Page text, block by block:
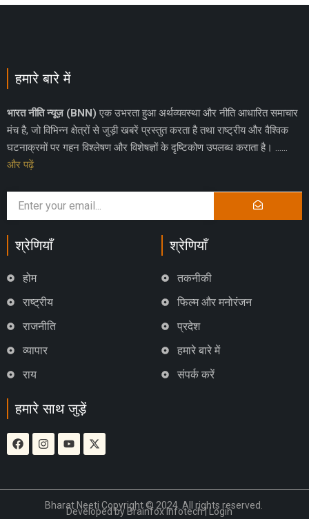
हमारे बारे में
भारत नीति न्यूज़ (BNN) एक उभरता हुआ अर्थव्यवस्था और नीति आधारित समाचार
मंच है, जो विभिन्न क्षेत्रों से जुड़ी खबरें प्रस्तुत करता है तथा राष्ट्रीय और वैश्विक
घटनाक्रमों पर गहन विश्लेषण और विशेषज्ञों के दृष्टिकोण उपलब्ध कराता है। ……
और पढ़ें
श्रेणियाँ
होम
राष्ट्रीय
राजनीति
व्यापार
राय
श्रेणियाँ
तकनीकी
फिल्म और मनोरंजन
प्रदेश
हमारे बारे में
संपर्क करें
हमारे साथ जुड़ें
Bharat Neeti Copyright © 2024. All rights reserved.
Developed by Brainfox Infotech| Login